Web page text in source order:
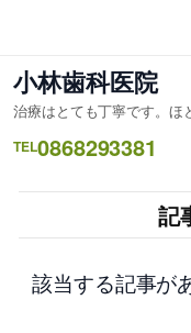
ス
キ
ッ
小林歯科医院
治療はとても丁寧です。ほ
TEL0868293381
記
該当する記事が